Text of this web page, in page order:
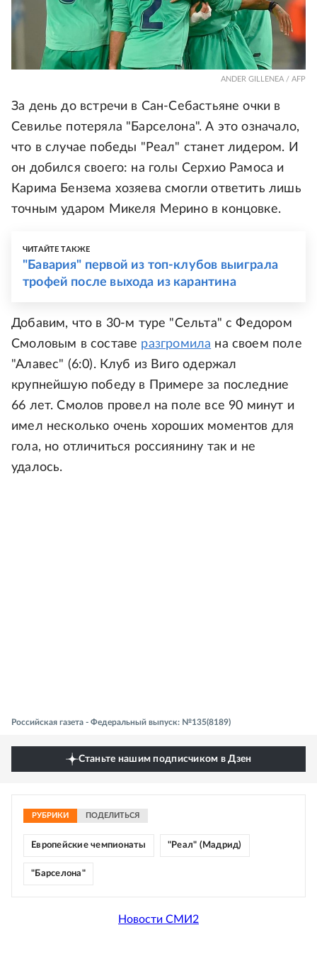
ANDER GILLENEA / AFP
За день до встречи в Сан-Себастьяне очки в
Севилье потеряла "Барселона". А это означало,
что в случае победы "Реал" станет лидером. И
он добился своего: на голы Серхио Рамоса и
Карима Бензема хозяева смогли ответить лишь
точным ударом Микеля Мерино в концовке.
ЧИТАЙТЕ ТАКЖЕ
"Бавария" первой из топ-клубов выиграла
трофей после выхода из карантина
Добавим, что в 30-м туре "Сельта" с Федором
Смоловым в составе разгромила на своем поле
"Алавес" (6:0). Клуб из Виго одержал
крупнейшую победу в Примере за последние
66 лет. Смолов провел на поле все 90 минут и
имел несколько очень хороших моментов для
гола, но отличиться россиянину так и не
удалось.
Российская газета - Федеральный выпуск: №135(8189)
Станьте нашим подписчиком в Дзен
РУБРИКИ ПОДЕЛИТЬСЯ
Европейские чемпионаты "Реал" (Мадрид)
"Барселона"
Новости СМИ2